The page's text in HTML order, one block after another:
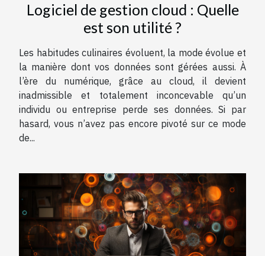
Logiciel de gestion cloud : Quelle
est son utilité ?
Les habitudes culinaires évoluent, la mode évolue et
la manière dont vos données sont gérées aussi. À
l’ère du numérique, grâce au cloud, il devient
inadmissible et totalement inconcevable qu’un
individu ou entreprise perde ses données. Si par
hasard, vous n’avez pas encore pivoté sur ce mode
de...